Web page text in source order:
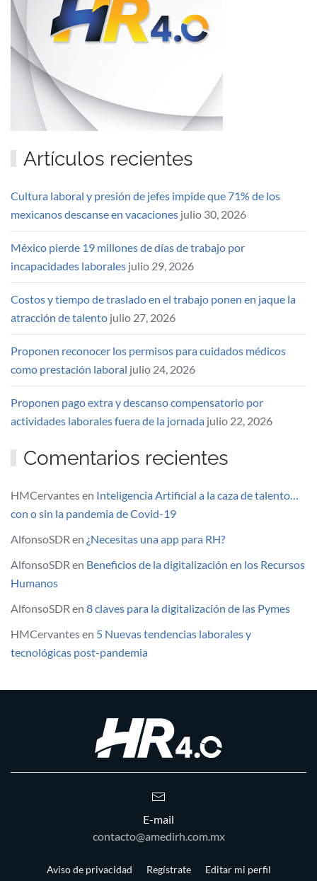
Artículos recientes
Cultura laboral y presión de jefes impide que 71% de los
mexicanos descanse en vacaciones julio 30, 2026
México pierde 19 millones de días de trabajo por
incapacidades laborales julio 29, 2026
Costos y tiempo de traslado en el trabajo ponen en jaque la
atracción de talento julio 27, 2026
Proponen reconocer los permisos para cuidados médicos
como prestación laboral julio 24, 2026
Proponen pago extra y descanso compensatorio por
actividades laborales fuera de la jornada julio 22, 2026
Comentarios recientes
HMCervantesen Inteligencia Artificial a la caza de talento…
con o sin la pandemia de Covid-19
AlfonsoSDR en ¿Necesitas una app para RH?
AlfonsoSDR en Beneficios de la digitalización en los Recursos
Humanos
AlfonsoSDR en 8 claves para la digitalización de las Pymes
HMCervantesen 5 Nuevas tendencias laborales y
tecnológicas post-pandemia
E-mail
contacto@amedirh.com.mx
Aviso de privacidad Regístrate
Editar mi perfil